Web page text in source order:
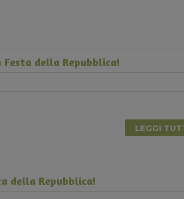
della Repubblica!
LEGGI
della Repubblica!